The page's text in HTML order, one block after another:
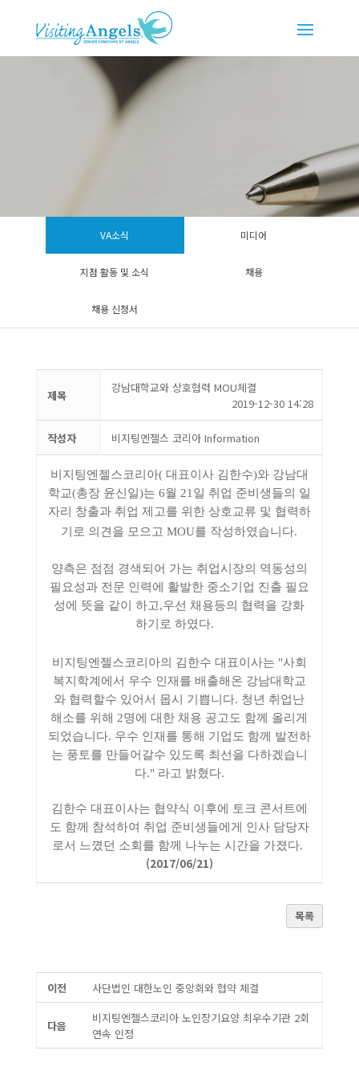
VA소식 미디어
지점 활동 및 소식 채용
채용 신청서
제목
강남대학교와 상호협력 MOU체결
2019-12-30 14:28
작성자 비지팅엔젤스 코리아 Information
비지팅엔젤스코리아( 대표이사 김한수)와 강남대
학교(총장 윤신일)는 6월 21일 취업 준비생들의 일
자리 창출과 취업 제고를 위한 상호교류 및 협력하
기로 의견을 모으고 MOU를 작성하였습니다.
양측은 점점 경색되어 가는 취업시장의 역동성의
필요성과 전문 인력에 활발한 중소기업 진출 필요
성에 뜻을 같이 하고,우선 채용등의 협력을 강화
하기로 하였다.
비지팅엔젤스코리아의 김한수 대표이사는 "사회
복지학계에서 우수 인재를 배출해온 강남대학교
와 협력할수 있어서 몹시 기쁩니다. 청년 취업난
해소를 위해 2명에 대한 채용 공고도 함께 올리게
되었습니다. 우수 인재를 통해 기업도 함께 발전하
는 풍토를 만들어갈수 있도록 최선을 다하겠습니
다." 라고 밝혔다.
김한수 대표이사는 협약식 이후에 토크 콘서트에
도 함께 참석하여 취업 준비생들에게 인사 담당자
로서 느꼈던 소회를 함께 나누는 시간을 가졌다.
(2017/06/21)
목록
이전 사단법인 대한노인 중앙회와 협약 체결
다음
비지팅엔젤스코리아 노인장기요양 최우수기관 2회
연속 인정